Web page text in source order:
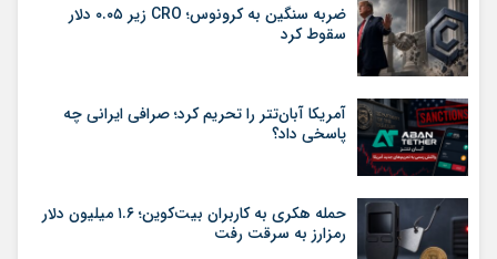
ضربه سنگین به کرونوس؛ CRO زیر ۰.۰۵ دلار
سقوط کرد
آمریکا آبان‌تتر را تحریم کرد؛ صرافی ایرانی چه
پاسخی داد؟
حمله هکری به کاربران بیت‌کوین؛ ۱.۶ میلیون دلار
رمزارز به سرقت رفت